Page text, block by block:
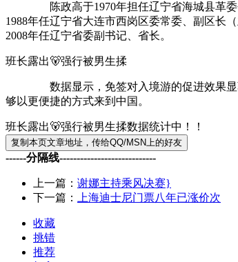
陈政高于1970年担任辽宁省海城县革委会政
1988年任辽宁省大连市西岗区委常委、副区长
2008年任辽宁省委副书记、省长。
班长露出🐻强行被男生揉
数据显示，免签对入境游的促进效果显著。
够以更便捷的方式来到中国。
班长露出🐻强行被男生揉数据统计中！！
------分隔线----------------------------
上一篇： 谢娜主持乘风决赛}
下一篇：
上海迪士尼门票八年已涨价次
收藏
挑错
推荐